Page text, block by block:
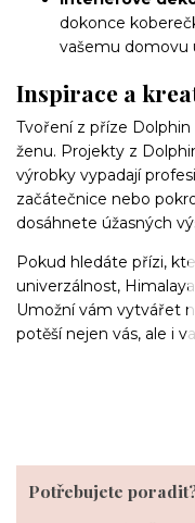
dokonce
vašemu domovu
Inspirace a
Tvoření z příze
ženu. Projekty z
výrobky vypadají
začátečnice nebo
dosáhnete úžasných
Pokud hledáte přízi,
univerzálnost,
Umožní vám vytvářet
potěší nejen vás, ale i
Potřebujete